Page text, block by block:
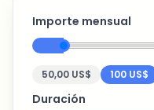
Importe mensual
50,00 US$ 100 US$
Duración